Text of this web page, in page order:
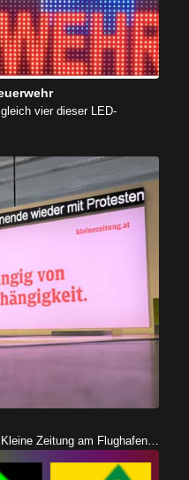
vier dieser LED-
Zeitung am Flughafen…